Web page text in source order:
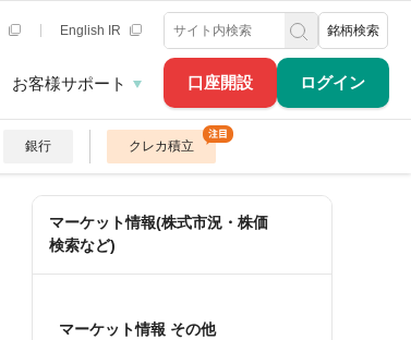
口座開設 ログイン
English IR 銘柄検索
お客様サポート
銀行 クレカ積立
マーケット情報(株式市況・株価
検索など)
マーケット情報 その他